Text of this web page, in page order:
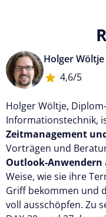
Holger Wöltje
4,6/5
Holger Wöltje,
Informationstechnik,
Zeitmanagement
Vorträgen und
Outlook-Anwendern
Weise, wie sie ihre
Griff bekommen und
voll ausschöpfen. Zu